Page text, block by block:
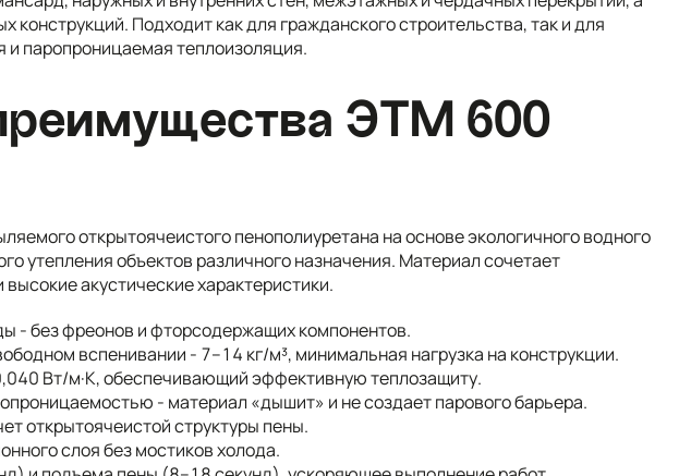
конструкций. Подходит как для гражданского строительства, так и для
и паропроницаемая теплоизоляция.
ЭТМ 600
открытоячеистого пенополиуретана на основе экологичного водного
утепления объектов различного назначения. Материал сочетает
акустические характеристики.
- без фреонов и фторсодержащих компонентов.
вспенивании - 7–14 кг/м³, минимальная нагрузка на конструкции.
Вт/м·К, обеспечивающий эффективную теплозащиту.
- материал «дышит» и не создает парового барьера.
открытоячеистой структуры пены.
слоя без мостиков холода.